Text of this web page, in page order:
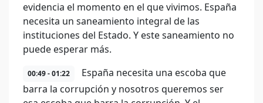
evidencia el momento en el que vivimos. España
necesita un saneamiento integral de las
instituciones del Estado. Y este saneamiento no
puede esperar más.
00:49 - 01:22
España necesita una escoba que
barra la corrupción y nosotros queremos ser